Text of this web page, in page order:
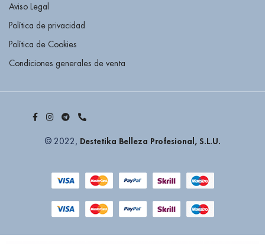
Aviso Legal
Política de privacidad
Política de Cookies
Condiciones generales de venta
© 2022, Destetika Belleza Profesional, S.L.U.